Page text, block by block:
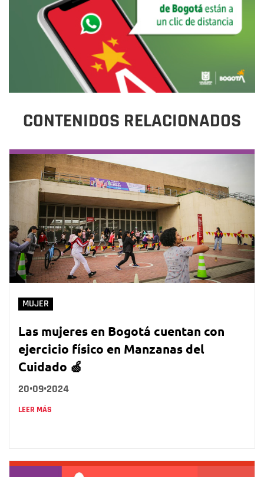
CONTENIDOS RELACIONADOS
MUJER
Las mujeres en Bogotá cuentan con
ejercicio físico en Manzanas del
Cuidado 🍏
20•09•2024
LEER MÁS